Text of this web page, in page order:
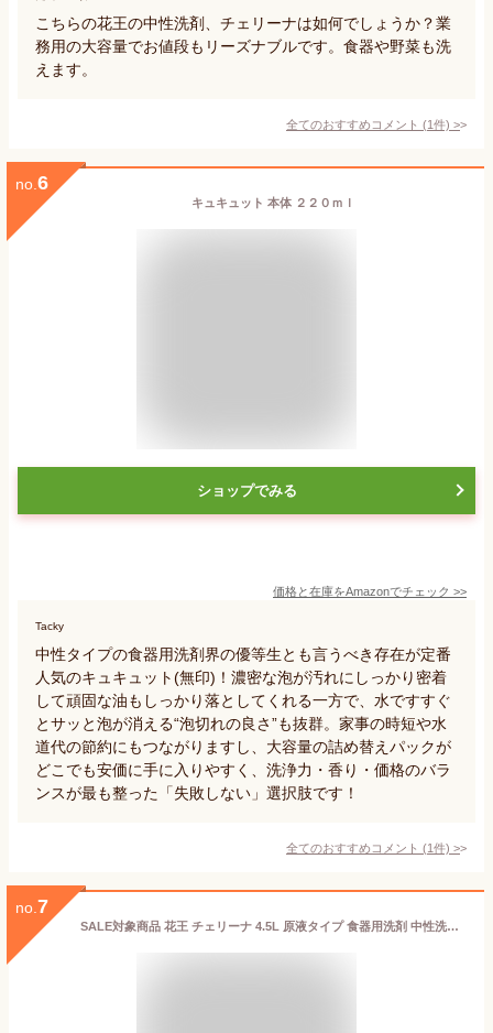
こちらの花王の中性洗剤、チェリーナは如何でしょうか？業
務用の大容量でお値段もリーズナブルです。食器や野菜も洗
えます。
全てのおすすめコメント (1件) >
no. 6
キュキュット 本体 ２２０ｍｌ
ショップでみる
価格と在庫をAmazonでチェック >>
Tacky
中性タイプの食器用洗剤界の優等生とも言うべき存在が定番
人気のキュキュット(無印)！濃密な泡が汚れにしっかり密着
して頑固な油もしっかり落としてくれる一方で、水ですすぐ
とサッと泡が消える“泡切れの良さ”も抜群。家事の時短や水
道代の節約にもつながりますし、大容量の詰め替えパックが
どこでも安価に手に入りやすく、洗浄力・香り・価格のバラ
ンスが最も整った「失敗しない」選択肢です！
全てのおすすめコメント (1件) >
no. 7
SALE対象商品 花王 チェリーナ 4.5L 原液タイプ 食器用洗剤 中性洗剤 油汚れ 業務用 大容量 詰め替え 食器 野菜 果物 包丁 まな板 調理器具 厨房器具 液体 コスパ 飲食店 レストラン バックヤード 給食 食品加工工場 教育施設 厨房 キッチン 台所